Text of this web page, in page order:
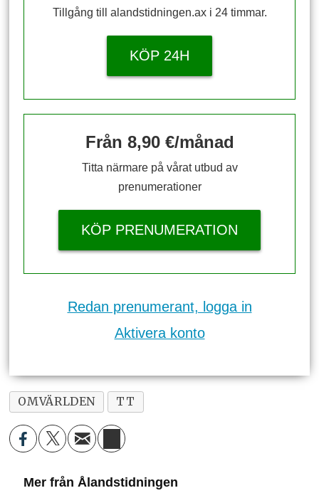
Tillgång till alandstidningen.ax i 24 timmar.
KÖP 24H
Från 8,90 €/månad
Titta närmare på vårat utbud av
prenumerationer
KÖP PRENUMERATION
Redan prenumerant, logga in
Aktivera konto
OMVÄRLDEN TT